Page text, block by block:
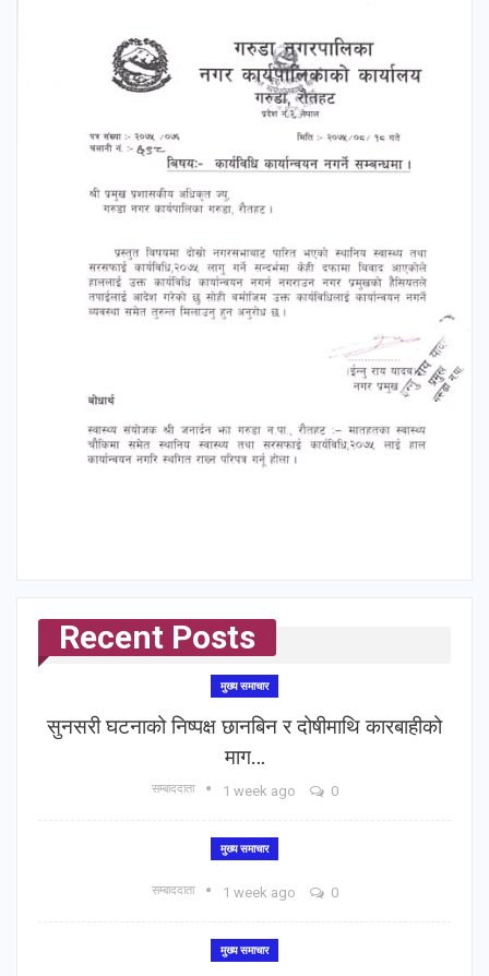
Recent Posts
मुख्य समाचार
सुनसरी घटनाको निष्पक्ष छानबिन र दोषीमाथि कारबाहीको
माग…
सम्बाददाता 1 week ago 0
मुख्य समाचार
सम्बाददाता 1 week ago 0
मुख्य समाचार